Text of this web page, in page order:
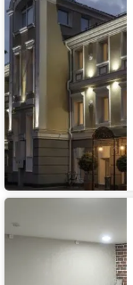
Отель
JOY